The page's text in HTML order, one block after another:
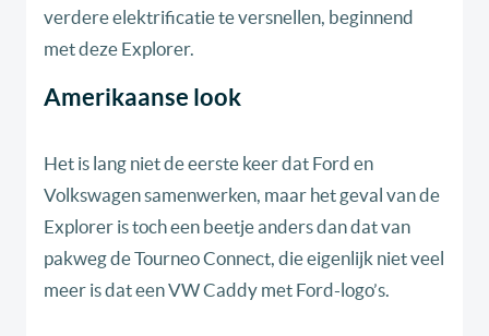
verdere elektrificatie te versnellen, beginnend
met deze Explorer.
Amerikaanse look
Het is lang niet de eerste keer dat Ford en
Volkswagen samenwerken, maar het geval van de
Explorer is toch een beetje anders dan dat van
pakweg de Tourneo Connect, die eigenlijk niet veel
meer is dat een VW Caddy met Ford-logo’s.